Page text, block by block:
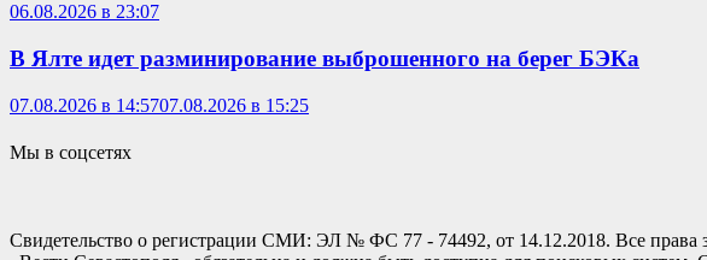
06.08.2026 в 23:07
В Ялте идет разминирование выброшенного на берег БЭКа
07.08.2026 в 14:5707.08.2026 в 15:25
Мы в соцсетях
Свидетельство о регистрации СМИ: ЭЛ № ФС 77 - 74492, от 14.12.2018. Все